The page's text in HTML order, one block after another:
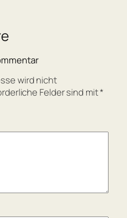
wird nicht
Felder sind mit*